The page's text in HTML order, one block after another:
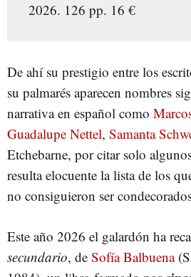
2026. 126 pp. 16 €
De ahí su prestigio entre los
su palmarés aparecen nombres
narrativa en español como
Guadalupe Nettel, Samanta
Etchebarne, por citar solo
resulta elocuente la lista de los
no consiguieron ser
Este año 2026 el galardón ha
secundario, de Sofía Balbuena